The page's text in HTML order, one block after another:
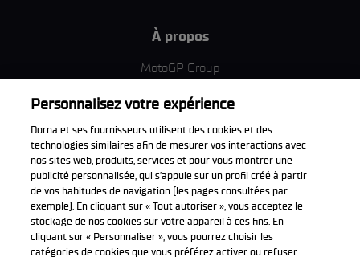
À propos
MotoGP Group
Termes et conditions d'utilisation
Politique de confidentialité
Politique d’achat
Télécharger l'appli officiell
Personnalisez votre expérience
Dorna et ses fournisseurs utilisent des cookies et des
technologies similaires afin de mesurer vos interactions avec
nos sites web, produits, services et pour vous montrer une
publicité personnalisée, qui s’appuie sur un profil créé à partir
de vos habitudes de navigation (les pages consultées par
exemple). En cliquant sur « Tout autoriser », vous acceptez le
stockage de nos cookies sur votre appareil à ces fins. En
cliquant sur « Personnaliser », vous pourrez choisir les
catégories de cookies que vous préférez activer ou refuser.